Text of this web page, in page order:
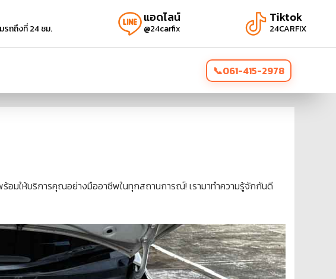
รถถึงที่ 24 ชม.
แอดไลน์
@24carfix
Tiktok
24CARFIX
061-415-2978
มให้บริการคุณอย่างมืออาชีพในทุกสถานการณ์! เรามาทำความรู้จักกันดี